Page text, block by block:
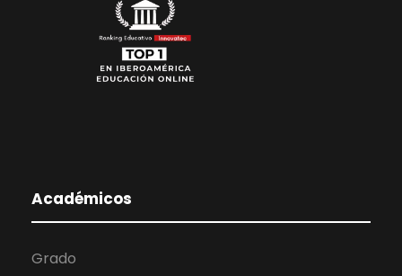
Académicos
Grado